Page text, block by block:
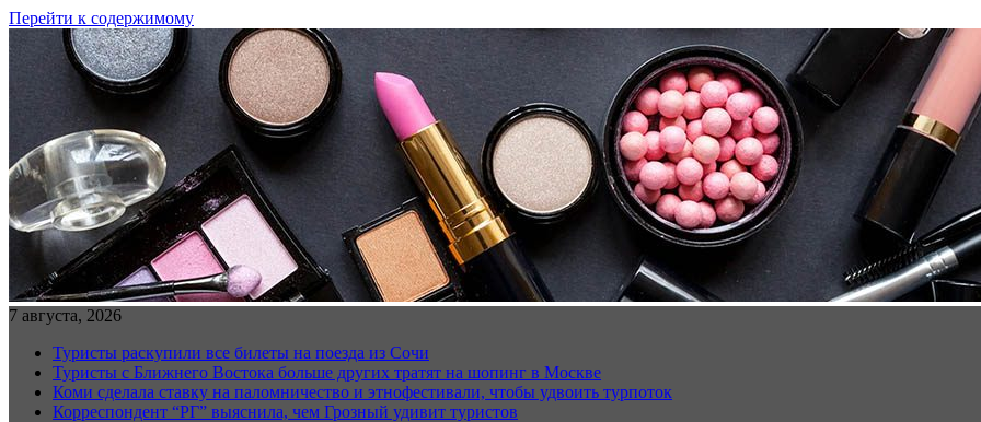
Перейти к содержимому
7 августа, 2026
Туристы раскупили все билеты на поезда из Сочи
Туристы с Ближнего Востока больше других тратят на шопинг в Москве
Коми сделала ставку на паломничество и этнофестивали, чтобы удвоить турпоток
Корреспондент “РГ” выяснила, чем Грозный удивит туристов